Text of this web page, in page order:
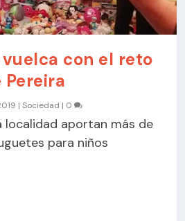
vuelca con el reto
|Sociedad | 0
localidad aportan más de
para niños